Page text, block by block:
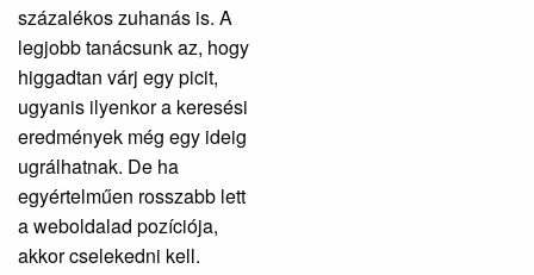
százalékos zuhanás is. A
legjobb tanácsunk az, hogy
higgadtan várj egy picit,
ugyanis ilyenkor a keresési
eredmények még egy ideig
ugrálhatnak. De ha
egyértelműen rosszabb lett
a weboldalad pozíciója,
akkor cselekedni kell.